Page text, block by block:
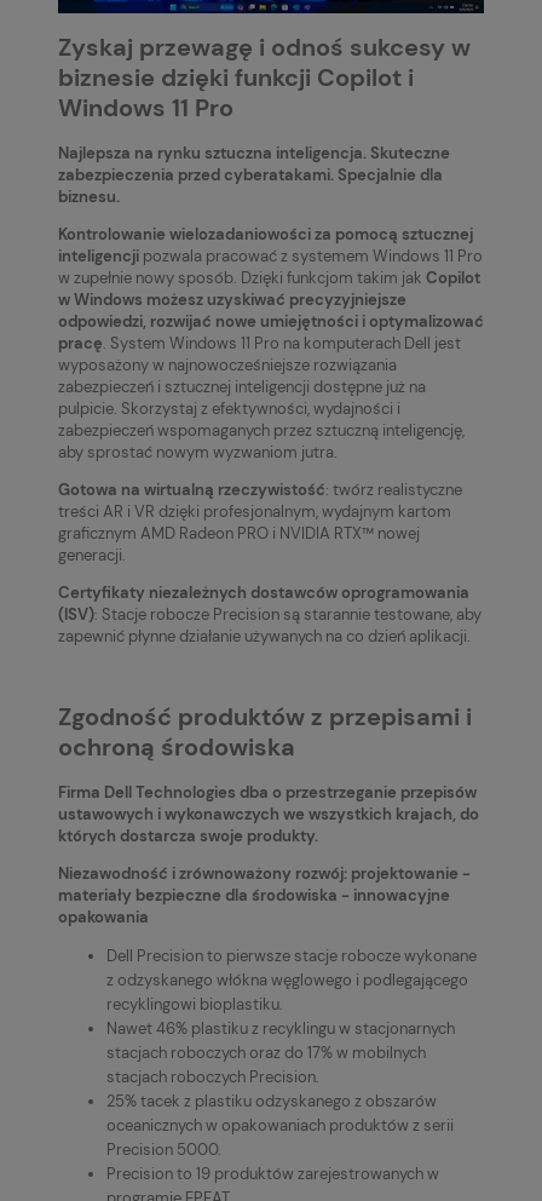
Zyskaj przewagę i odnoś sukcesy w
biznesie dzięki funkcji Copilot i
Windows 11 Pro
Najlepsza na rynku sztuczna inteligencja. Skuteczne
zabezpieczenia przed cyberatakami. Specjalnie dla
biznesu.
Kontrolowanie wielozadaniowości za pomocą sztucznej
inteligencji pozwala pracować z systemem Windows 11 Pro
w zupełnie nowy sposób. Dzięki funkcjom takim jak Copilot
w Windows możesz uzyskiwać precyzyjniejsze
odpowiedzi, rozwijać nowe umiejętności i optymalizować
pracę. System Windows 11 Pro na komputerach Dell jest
wyposażony w najnowocześniejsze rozwiązania
zabezpieczeń i sztucznej inteligencji dostępne już na
pulpicie. Skorzystaj z efektywności, wydajności i
zabezpieczeń wspomaganych przez sztuczną inteligencję,
aby sprostać nowym wyzwaniom jutra.
Gotowa na wirtualną rzeczywistość: twórz realistyczne
treści AR i VR dzięki profesjonalnym, wydajnym kartom
graficznym AMD Radeon PRO i NVIDIA RTX™ nowej
generacji.
Certyfikaty niezależnych dostawców oprogramowania
(ISV): Stacje robocze Precision są starannie testowane, aby
zapewnić płynne działanie używanych na co dzień aplikacji.
Zgodność produktów z przepisami i
ochroną środowiska
Firma Dell Technologies dba o przestrzeganie przepisów
ustawowych i wykonawczych we wszystkich krajach, do
których dostarcza swoje produkty.
Niezawodność i zrównoważony rozwój: projektowanie -
materiały bezpieczne dla środowiska - innowacyjne
opakowania
Dell Precision to pierwsze stacje robocze wykonane
z odzyskanego włókna węglowego i podlegającego
recyklingowi bioplastiku.
Nawet 46% plastiku z recyklingu w stacjonarnych
stacjach roboczych oraz do 17% w mobilnych
stacjach roboczych Precision.
25% tacek z plastiku odzyskanego z obszarów
oceanicznych w opakowaniach produktów z serii
Precision 5000.
Precision to 19 produktów zarejestrowanych w